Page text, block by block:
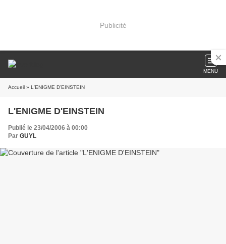
Publicité
MENU
Accueil » L'ENIGME D'EINSTEIN
L'ENIGME D'EINSTEIN
Publié le 23/04/2006 à 00:00
Par GUYL